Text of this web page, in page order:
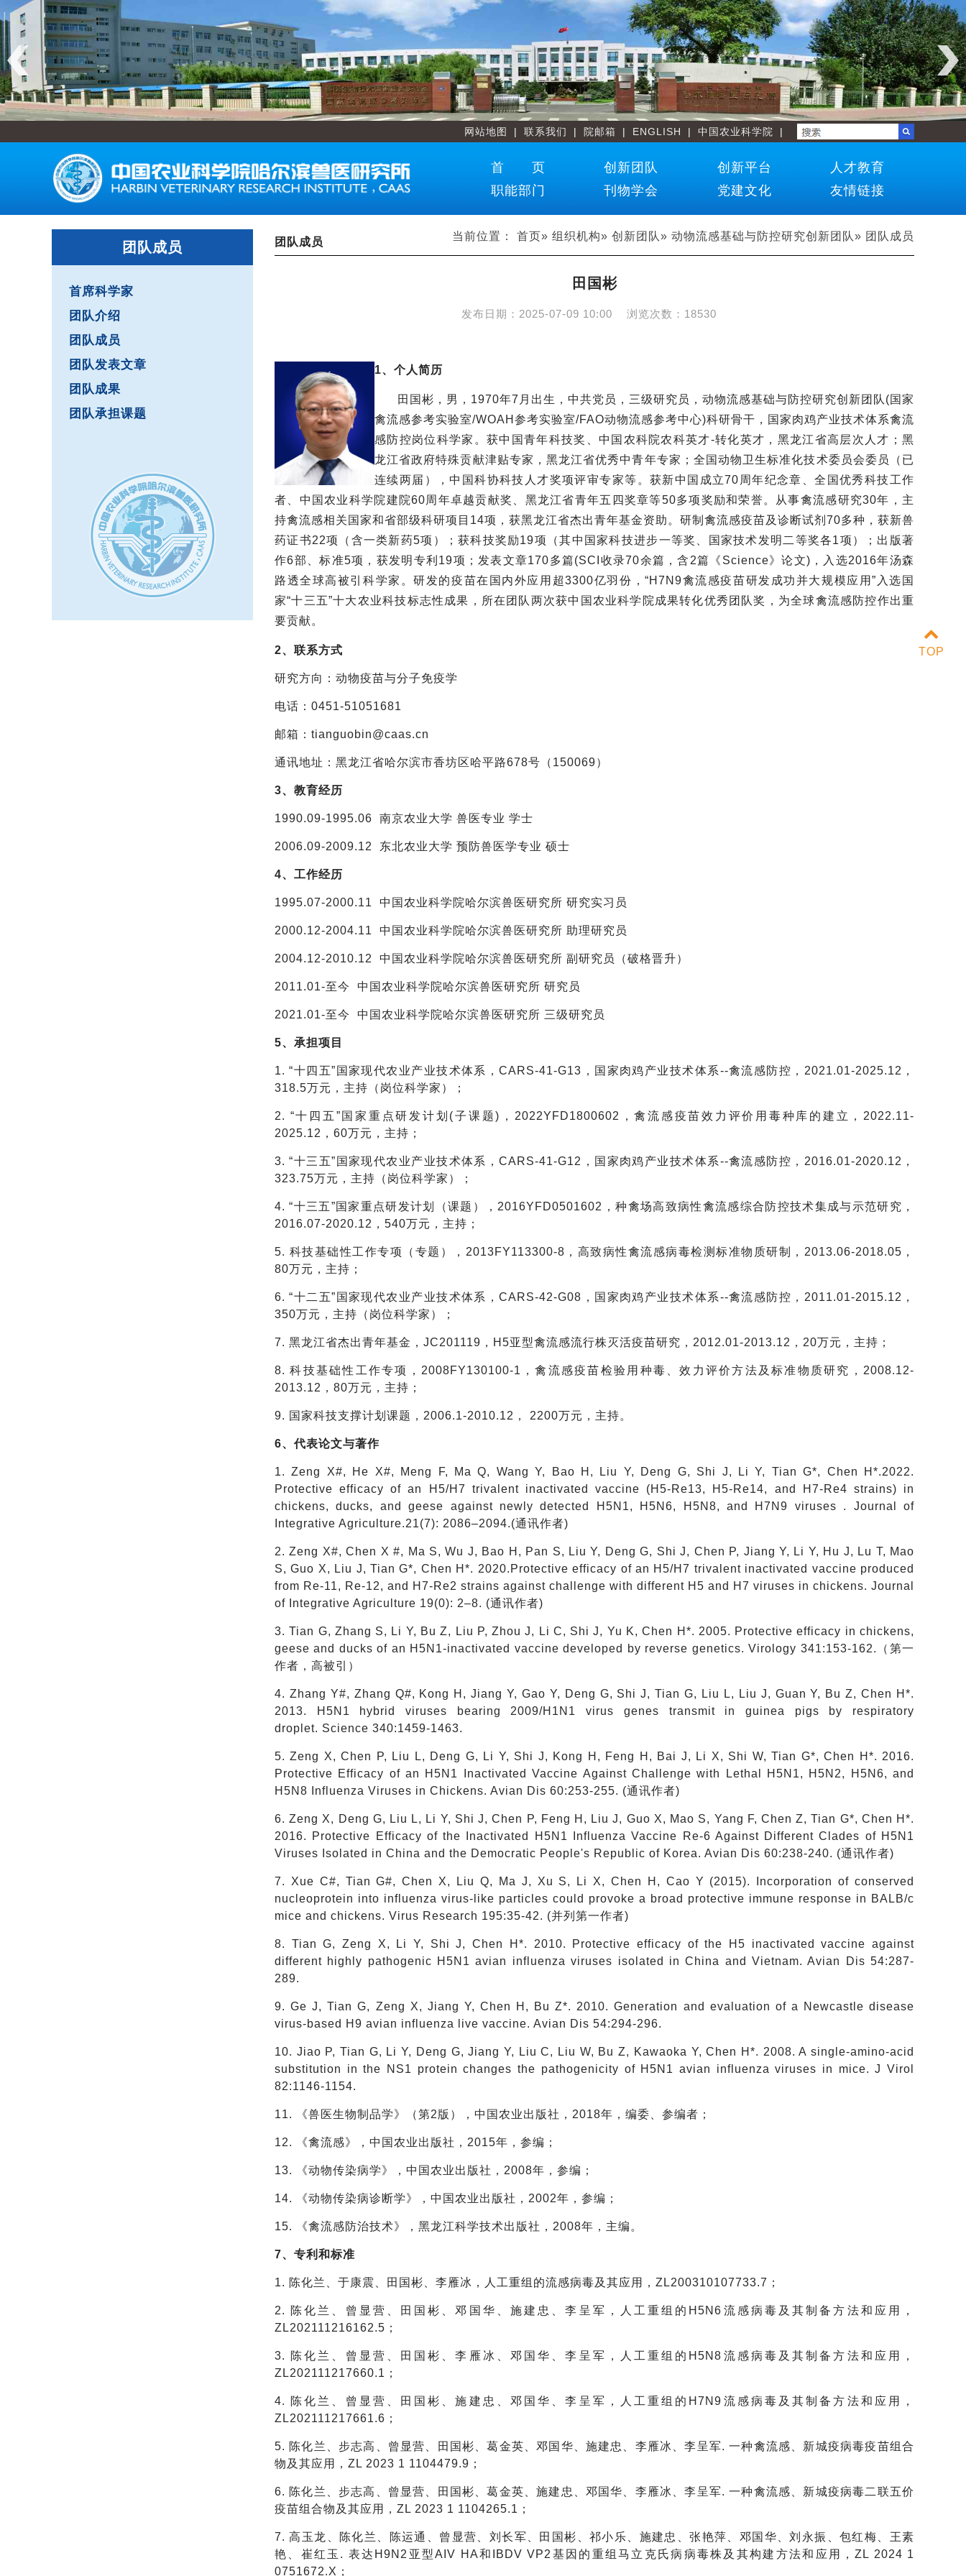
网站地图 | 联系我们 | 院邮箱 | ENGLISH | 中国农业科学院 |
首 页 创新团队 创新平台
人才教育
职能部门
刊物学会 党建文化 友情链接
当前位置： 首页» 组织机构» 创新团队» 动物流感基础与防控研究创新团队» 团队成员
团队成员
首席科学家
团队介绍
团队成员
团队发表文章
团队成果
团队承担课题
团队成员
田国彬
发布日期： 2025-07-09 10:00 浏览次数： 18530
1、个人简历
田国彬，男，1970年7月出生，中共党员，三级研究员，动物流感基础与防控研究创新团队(国家
禽流感参考实验室/WOAH参考实验室/FAO动物流感参考中心)科研骨干，国家肉鸡产业技术体系禽流
感防控岗位科学家。获中国青年科技奖、中国农科院农科英才-转化英才，黑龙江省高层次人才；黑
龙江省政府特殊贡献津贴专家，黑龙江省优秀中青年专家；全国动物卫生标准化技术委员会委员（已
连续两届），中国科协科技人才奖项评审专家等。获新中国成立70周年纪念章、全国优秀科技工作
者、中国农业科学院建院60周年卓越贡献奖、黑龙江省青年五四奖章等50多项奖励和荣誉。从事禽流感研究30年，主
持禽流感相关国家和省部级科研项目14项，获黑龙江省杰出青年基金资助。研制禽流感疫苗及诊断试剂70多种，获新兽
药证书22项（含一类新药5项）；获科技奖励19项（其中国家科技进步一等奖、国家技术发明二等奖各1项）；出 版著
作6部、标准5项，获发明专利19项；发表文章170多篇(SCI收录70余篇，含2篇《Science》论文)，入选2016年汤森
路透全球高被引科学家。研发的疫苗在国内外应用超3300亿羽份，“H7N9禽流感疫苗研发成功并大规模应用”入选国
家“十三五”十大农业科技标志性成果 ，所在团队两次获中国农业科学院成果转化优秀团队奖，为全球禽流感防控作出重
要贡献。
2、联系方式
研究方向：动物疫苗与分子免疫学
电话：0451-51051681
邮箱：tianguobin@caas.cn
通讯地址：黑龙江省哈尔滨市香坊区哈平路678号（150069）
3、教育经历
1990.09-1995.06 南京农业大学 兽医专业 学士
2006.09-2009.12 东北农业大学 预防兽医学专业 硕士
4、工作经历
1995.07-2000.11 中国农业科学院哈尔滨兽医研究所 研究实习员
2000.12-2004.11 中国农业科学院哈尔滨兽医研究所 助理研究员
2004.12-2010.12 中国农业科学院哈尔滨兽医研究所 副研究员（破格晋升）
2011.01-至今 中国农业科学院哈尔滨兽医研究所 研究员
2021.01-至今 中国农业科学院哈尔滨兽医研究所 三级研究员
5、承担项目
1. “十四五”国家现代农业产业技术体系，CARS-41-G13，国家肉鸡产业技术体系--禽流感防控，2021.01-2025.12，
318.5万元，主持（岗位科学家）；
2. “十四五”国家重点研发计划(子课题)，2022YFD1800602，禽流感疫苗效力评价用毒种库的建立，2022.11-
2025.12，60万元，主持；
3. “十三五”国家现代农业产业技术体系，CARS-41-G12，国家肉鸡产业技术体系--禽流感防控，2016.01-2020.12，
323.75万元，主持（岗位科学家）；
4. “十三五”国家重点研发计划（课题），2016YFD0501602，种禽场高致病性禽流感综合防控技术集成与示范研究，
2016.07-2020.12，540万元，主持；
5. 科技基础性工作专项（专题），2013FY113300-8，高致病性禽流感病毒检测标准物质研制，2013.06-2018.05，
80万元，主持；
6. “十二五”国家现代农业产业技术体系，CARS-42-G08，国家肉鸡产业技术体系--禽流感防控，2011.01-2015.12，
350万元，主持（岗位科学家）；
7. 黑龙江省杰出青年基金，JC201119，H5亚型禽流感流行株灭活疫苗研究，2012.01-2013.12，20万元，主持；
8. 科技基础性工作专项，2008FY130100-1，禽流感疫苗检验用种毒、效力评价方法及标准物质研究，2008.12-
2013.12，80万元，主持；
9. 国家科技支撑计划课题，2006.1-2010.12， 2200万元，主持。
6、代表论文与著作
1. Zeng X#, He X#, Meng F, Ma Q, Wang Y, Bao H, Liu Y, Deng G, Shi J, Li Y, Tian G*, Chen H*.2022.
Protective efficacy of an H5/H7 trivalent inactivated vaccine (H5-Re13, H5-Re14, and H7-Re4 strains) in
chickens, ducks, and geese against newly detected H5N1, H5N6, H5N8, and H7N9 viruses . Journal of
Integrative Agriculture.21(7): 2086–2094.(通讯作者)
2. Zeng X#, Chen X #, Ma S, Wu J, Bao H, Pan S, Liu Y, Deng G, Shi J, Chen P, Jiang Y, Li Y, Hu J, Lu T, Mao
S, Guo X, Liu J, Tian G*, Chen H*. 2020.Protective efficacy of an H5/H7 trivalent inactivated vaccine produced
from Re-11, Re-12, and H7-Re2 strains against challenge with different H5 and H7 viruses in chickens. Journal
of Integrative Agriculture 19(0): 2–8. (通讯作者)
3. Tian G, Zhang S, Li Y, Bu Z, Liu P, Zhou J, Li C, Shi J, Yu K, Chen H*. 2005. Protective efficacy in chickens,
geese and ducks of an H5N1-inactivated vaccine developed by reverse genetics. Virology 341:153-162.（第一
作者，高被引）
4. Zhang Y#, Zhang Q#, Kong H, Jiang Y, Gao Y, Deng G, Shi J, Tian G, Liu L, Liu J, Guan Y, Bu Z, Chen H*.
2013. H5N1 hybrid viruses bearing 2009/H1N1 virus genes transmit in guinea pigs by respiratory
droplet. Science 340:1459-1463.
5. Zeng X, Chen P, Liu L, Deng G, Li Y, Shi J, Kong H, Feng H, Bai J, Li X, Shi W, Tian G*, Chen H*. 2016.
Protective Efficacy of an H5N1 Inactivated Vaccine Against Challenge with Lethal H5N1, H5N2, H5N6, and
H5N8 Influenza Viruses in Chickens. Avian Dis 60:253-255. (通讯作者)
6. Zeng X, Deng G, Liu L, Li Y, Shi J, Chen P, Feng H, Liu J, Guo X, Mao S, Yang F, Chen Z, Tian G*, Chen H*.
2016. Protective Efficacy of the Inactivated H5N1 Influenza Vaccine Re-6 Against Different Clades of H5N1
Viruses Isolated in China and the Democratic People's Republic of Korea. Avian Dis 60:238-240. (通讯作者)
7. Xue C#, Tian G#, Chen X, Liu Q, Ma J, Xu S, Li X, Chen H, Cao Y (2015). Incorporation of conserved
nucleoprotein into influenza virus-like particles could provoke a broad protective immune response in BALB/c
mice and chickens. Virus Research 195:35-42. (并列第一作者)
8. Tian G, Zeng X, Li Y, Shi J, Chen H*. 2010. Protective efficacy of the H5 inactivated vaccine against
different highly pathogenic H5N1 avian influenza viruses isolated in China and Vietnam. Avian Dis 54:287-
289.
9. Ge J, Tian G, Zeng X, Jiang Y, Chen H, Bu Z*. 2010. Generation and evaluation of a Newcastle disease
virus-based H9 avian influenza live vaccine. Avian Dis 54:294-296.
10. Jiao P, Tian G, Li Y, Deng G, Jiang Y, Liu C, Liu W, Bu Z, Kawaoka Y, Chen H*. 2008. A single-amino-acid
substitution in the NS1 protein changes the pathogenicity of H5N1 avian influenza viruses in mice. J Virol
82:1146-1154.
11. 《兽医生物制品学》（第2版），中国农业出版社，2018年，编委、参编者；
12. 《禽流感》，中国农业出版社，2015年，参编；
13. 《动物传染病学》，中国农业出版社，2008年，参编；
14. 《动物传染病诊断学》，中国农业出版社，2002年，参编；
15. 《禽流感防治技术》，黑龙江科学技术出版社，2008年，主编。
7、专利和标准
1. 陈化兰、于康震、田国彬、李雁冰，人工重组的流感病毒及其应用，ZL200310107733.7；
2. 陈化兰、曾显营、田国彬、邓国华、施建忠、李呈军，人工重组的H5N6流感病毒及其制备方法和应用，
ZL202111216162.5；
3. 陈化兰、曾显营、田国彬、李雁冰、邓国华、李呈军，人工重组的H5N8流感病毒及其制备方法和应用，
ZL202111217660.1；
4. 陈化兰、曾显营、田国彬、施建忠、邓国华、李呈军，人工重组的H7N9流感病毒及其制备方法和应用，
ZL202111217661.6；
5. 陈化兰、步志高、曾显营、田国彬、葛金英、邓国华、施建忠、李雁冰、李呈军. 一种禽流感、新城疫病毒疫苗组合
物及其应用，ZL 2023 1 1104479.9；
6. 陈化兰、步志高、曾显营、田国彬、葛金英、施建忠、邓国华、李雁冰、李呈军. 一种禽流感、新城疫病毒二联五价
疫苗组合物及其应用，ZL 2023 1 1104265.1；
7. 高玉龙、陈化兰、陈运通、曾显营、刘长军、田国彬、祁小乐、施建忠、张艳萍、邓国华、刘永振、包红梅、王素
艳、崔红玉. 表达H9N2亚型AIV HA和IBDV VP2基因的重组马立克氏病病毒株及其构建方法和应用，ZL 2024 1
0751672.X；
TOP